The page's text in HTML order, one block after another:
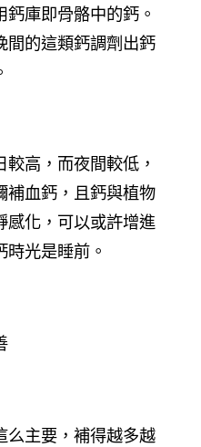
庫即骨骼中的鈣。
間的這類鈣調劑出鈣
高，而夜間較低，
補血鈣，且鈣與植物
感化，可以或許增進
光是睡前。
主要，補得越多越